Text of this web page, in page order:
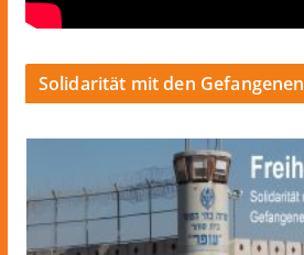
Solidarität mit den Gefangenen